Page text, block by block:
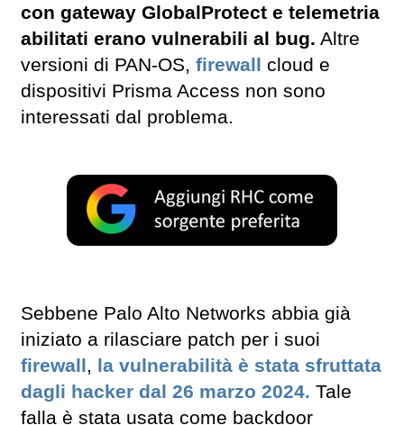
con gateway GlobalProtect e telemetria
abilitati erano vulnerabili al bug. Altre
versioni di PAN-OS, firewall cloud e
dispositivi Prisma Access non sono
interessati dal problema.
Sebbene Palo Alto Networks abbia già
iniziato a rilasciare patch per i suoi
firewall, la vulnerabilità è stata sfruttata
dagli hacker dal 26 marzo 2024. Tale
falla è stata usata come backdoor